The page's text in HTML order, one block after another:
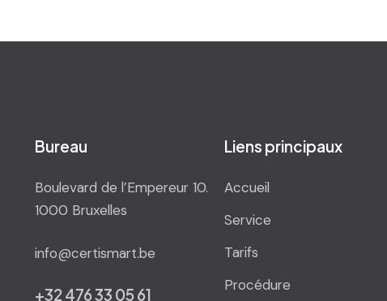
Bureau
Boulevard de l’Empereur 10.
1000 Bruxelles
info@certismart.be
+32 476 33 05 61
Liens principaux
Accueil
Service
Tarifs
Procédure